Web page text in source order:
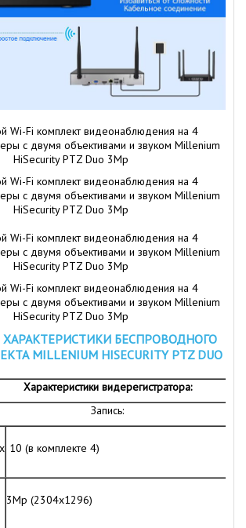
ХАРАКТЕРИСТИКИ БЕСПРОВОДНОГО
MILLENIUM HISECURITY PTZ DUO
Характеристики видерегистратора:
Запись:
10 (в комплекте 4)
3Mp (2304x1296)